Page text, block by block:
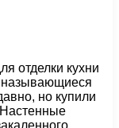
отделки кухни
называющиеся
но купили